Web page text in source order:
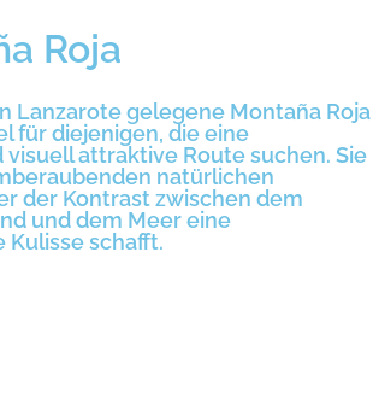
Roja
Lanzarote gelegene Montaña Roja
für diejenigen, die eine
visuell attraktive Route suchen. Sie
natürlichen
der Kontrast zwischen dem
und dem Meer eine
schafft.